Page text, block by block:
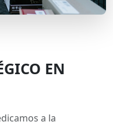
EN
a la